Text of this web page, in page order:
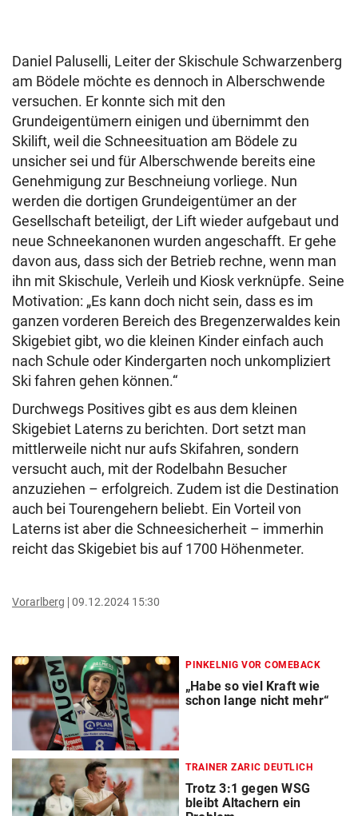
Daniel Paluselli, Leiter der Skischule Schwarzenberg
am Bödele möchte es dennoch in Alberschwende
versuchen. Er konnte sich mit den
Grundeigentümern einigen und übernimmt den
Skilift, weil die Schneesituation am Bödele zu
unsicher sei und für Alberschwende bereits eine
Genehmigung zur Beschneiung vorliege. Nun
werden die dortigen Grundeigentümer an der
Gesellschaft beteiligt, der Lift wieder aufgebaut und
neue Schneekanonen wurden angeschafft. Er gehe
davon aus, dass sich der Betrieb rechne, wenn man
ihn mit Skischule, Verleih und Kiosk verknüpfe. Seine
Motivation: „Es kann doch nicht sein, dass es im
ganzen vorderen Bereich des Bregenzerwaldes kein
Skigebiet gibt, wo die kleinen Kinder einfach auch
nach Schule oder Kindergarten noch unkompliziert
Ski fahren gehen können.“
Durchwegs Positives gibt es aus dem kleinen
Skigebiet Laterns zu berichten. Dort setzt man
mittlerweile nicht nur aufs Skifahren, sondern
versucht auch, mit der Rodelbahn Besucher
anzuziehen – erfolgreich. Zudem ist die Destination
auch bei Tourengehern beliebt. Ein Vorteil von
Laterns ist aber die Schneesicherheit – immerhin
reicht das Skigebiet bis auf 1700 Höhenmeter.
Vorarlberg 09.12.2024 15:30
PINKELNIG VOR COMEBACK
„Habe so viel Kraft wie
schon lange nicht mehr“
TRAINER ZARIC DEUTLICH
Trotz 3:1 gegen WSG
bleibt Altachern ein